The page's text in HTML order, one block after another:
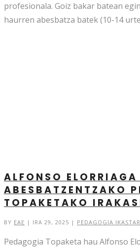
profesionala. Goiz bakar batean
haurren abesbatza batek (10-14
ALFONSO
ABESBATZENTZAKO
TOPAKETAKO
BY EAE | IRA 29, 2025 | PEDAGOGIA
Pedagogia Topaketa hau Alfonso